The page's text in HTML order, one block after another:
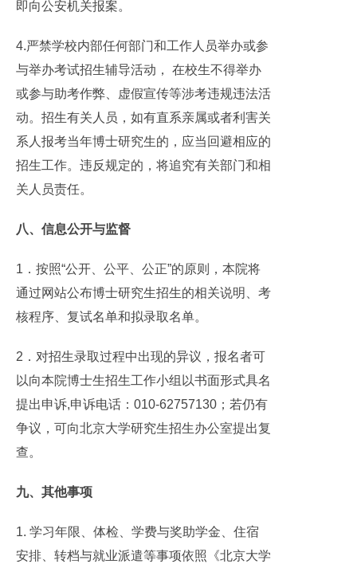
即向公安机关报案。
4.严禁学校内部任何部门和工作人员举办或参
与举办考试招生辅导活动， 在校生不得举办
或参与助考作弊、虚假宣传等涉考违规违法活
动。招生有关人员，如有直系亲属或者利害关
系人报考当年博士研究生的，应当回避相应的
招生工作。违反规定的，将追究有关部门和相
关人员责任。
八、信息公开与监督
1．按照“公开、公平、公正”的原则，本院将
通过网站公布博士研究生招生的相关说明、考
核程序、复试名单和拟录取名单。
2．对招生录取过程中出现的异议，报名者可
以向本院博士生招生工作小组以书面形式具名
提出申诉,申诉电话：010-62757130；若仍有
争议，可向北京大学研究生招生办公室提出复
查。
九、其他事项
1. 学习年限、体检、学费与奖助学金、住宿
安排、转档与就业派遣等事项依照《北京大学